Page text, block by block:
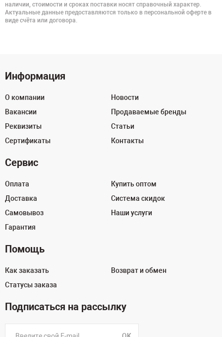
наличии, стоимости и сроках поставки носят справочный характер.
Актуальные данные предоставляются только в персональной оферте в
виде счёта или договора.
Информация
О компании
Вакансии
Реквизиты
Сертификаты
Новости
Продаваемые бренды
Статьи
Контакты
Сервис
Оплата
Доставка
Самовывоз
Гарантия
Купить оптом
Система скидок
Наши услуги
Помощь
Как заказать
Статусы заказа
Возврат и обмен
Подписаться на рассылку